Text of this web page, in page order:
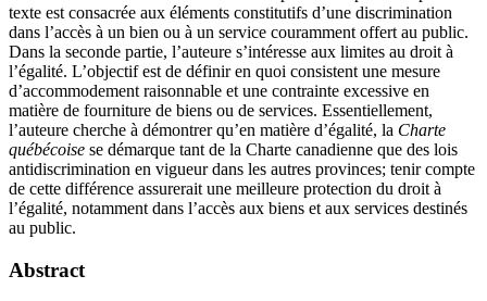
texte est consacrée aux éléments constitutifs d’une discrimination
dans l’accès à un bien ou à un service couramment offert au public.
Dans la seconde partie, l’auteure s’intéresse aux limites au droit à
l’égalité. L’objectif est de définir en quoi consistent une mesure
d’accommodement raisonnable et une contrainte excessive en
matière de fourniture de biens ou de services. Essentiellement,
l’auteure cherche à démontrer qu’en matière d’égalité, la Charte
québécoise se démarque tant de la Charte canadienne que des lois
antidiscrimination en vigueur dans les autres provinces; tenir compte
de cette différence assurerait une meilleure protection du droit à
l’égalité, notamment dans l’accès aux biens et aux services destinés
au public.
Abstract